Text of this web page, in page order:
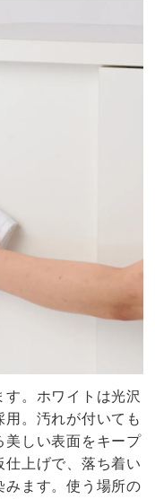
。ホワイトは光沢
。汚れが付いても
美しい表面をキープ
上げで、落ち着い
みます。使う場所の